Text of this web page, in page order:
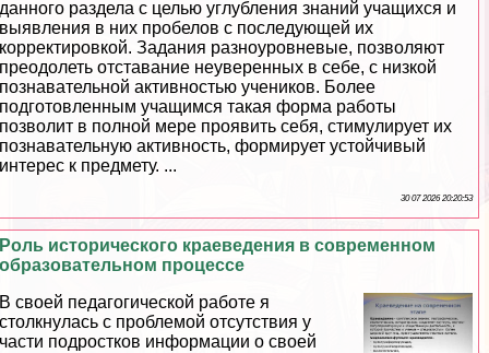
данного раздела с целью углубления знаний учащихся и
выявления в них пробелов с последующей их
корректировкой. Задания разноуровневые, позволяют
преодолеть отставание неуверенных в себе, с низкой
познавательной активностью учеников. Более
подготовленным учащимся такая форма работы
позволит в полной мере проявить себя, стимулирует их
познавательную активность, формирует устойчивый
интерес к предмету. ...
30 07 2026 20:20:53
Роль исторического краеведения в современном
образовательном процессе
В своей педагогической работе я
столкнулась с проблемой отсутствия у
части подростков информации о своей